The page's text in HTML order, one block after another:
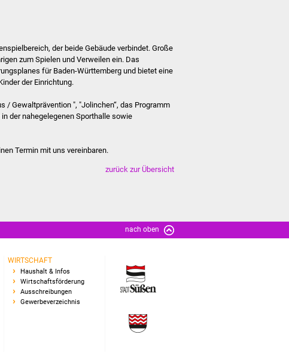
der beide Gebäude verbindet. Große
zum Spielen und Verweilen ein. Das
für Baden-Württemberg und bietet eine
der Einrichtung.
/ Gewaltprävention ", "Jolinchen“, das Programm
der nahegelegenen Sporthalle sowie
Termin mit uns vereinbaren.
zurück zur Übersicht
nach oben
WIRTSCHAFT
Haushalt & Infos
Wirtschaftsförderung
Ausschreibungen
Gewerbeverzeichnis